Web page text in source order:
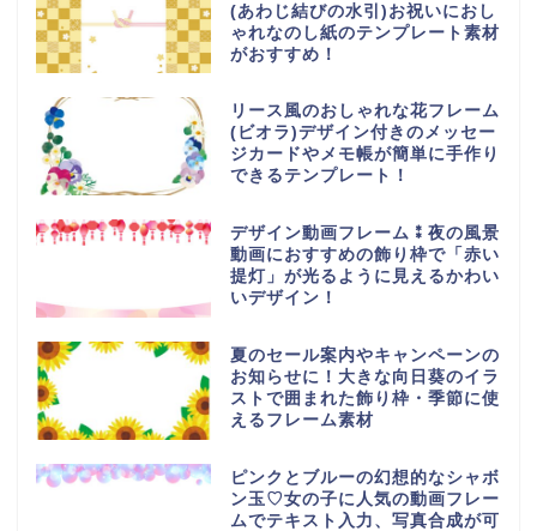
(あわじ結びの水引)お祝いにおし
ゃれなのし紙のテンプレート素材
がおすすめ！
リース風のおしゃれな花フレーム
(ビオラ)デザイン付きのメッセー
ジカードやメモ帳が簡単に手作り
できるテンプレート！
デザイン動画フレーム⁑夜の風景
動画におすすめの飾り枠で「赤い
提灯」が光るように見えるかわい
いデザイン！
夏のセール案内やキャンペーンの
お知らせに！大きな向日葵のイラ
ストで囲まれた飾り枠・季節に使
えるフレーム素材
ピンクとブルーの幻想的なシャボ
ン玉♡女の子に人気の動画フレー
ムでテキスト入力、写真合成が可